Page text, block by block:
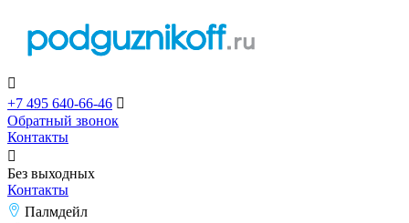

+7 495 640-66-46 
Обратный звонок
Контакты

Без выходных
Контакты
Палмдейл